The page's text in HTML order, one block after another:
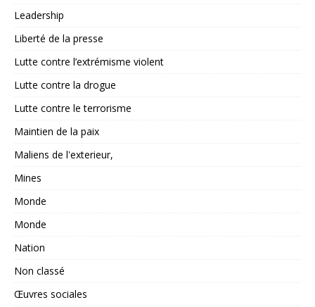
Leadership
Liberté de la presse
Lutte contre l’extrémisme violent
Lutte contre la drogue
Lutte contre le terrorisme
Maintien de la paix
Maliens de l'exterieur,
Mines
Monde
Monde
Nation
Non classé
Œuvres sociales